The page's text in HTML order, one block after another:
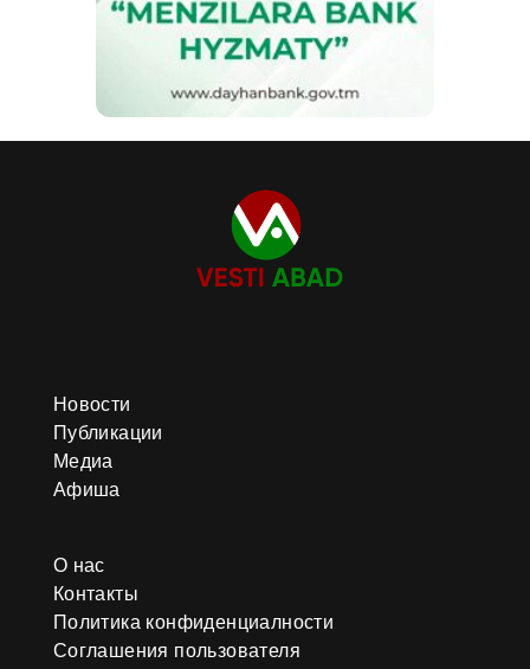
Новости
Публикации
Медиа
Афиша
О нас
Контакты
Политика конфиденциалности
Соглашения пользователя